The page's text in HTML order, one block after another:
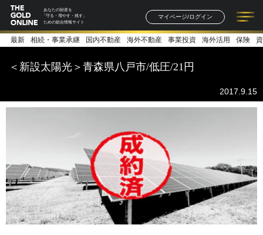
あなたの財産を
「守る・増やす・残す」
ための総合情報サイト
マイページ/ログイン
記事一覧 連載一覧
著者一覧 書籍一覧
最新 相続・事業承継 国内不動産 海外不動産 事業投資 海外活用 保険
＜新設太陽光＞青森県八戸市/低圧/21円
2017.9.15